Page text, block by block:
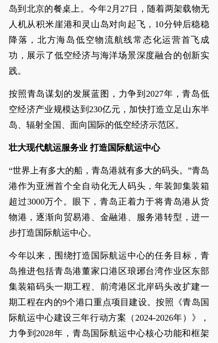
岛到北京的餐桌上。今年2月27日，随着两架载物无
人机从积米崖港和灵山岛对向起飞，10分钟后稳稳
降落，北方海岛低空物流航线常态化运营首飞成
功，展示了低空经济与海洋场景深度融合的创新实
践。
按照青岛谋划的发展蓝图，力争到2027年，青岛低
空经济产业规模达到230亿元，加快打造立足山东半
岛、辐射全国、面向国际的低空经济示范区。
壮大现代航运服务业 打造国际航运中心
“世界上有多大的船，青岛港就有多大的码头。”青岛
港作为亚洲首个全自动化无人码头，年装卸集装箱
超过3000万个。眼下，青岛正着力于将青岛港从货
物港，逐渐向贸易港、金融港、服务港转型，进一
步打造国际航运中心。
今年以来，围绕打造国际航运中心的任务目标，青
岛推进包括青岛港董家口港区琅琊台湾作业区东部
集装箱码头一期工程、前湾港区北岸码头改扩建一
期工程在内的9个港口重点项目建设。按照《青岛国
际航运中心建设三年行动方案（2024-2026年）》，
力争到2028年，青岛国际航运中心核心功能和框架